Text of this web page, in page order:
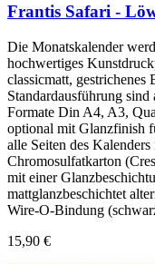
Frantis Safari -
Die Monatskalender
hochwertiges
classicmatt,
Standardausführung
Formate Din A4, A3,
optional mit Glanzfinish
alle Seiten des
Chromosulfatkarton
mit einer
mattglanzbeschichtet
Wire-O-Bindung
15,90 €